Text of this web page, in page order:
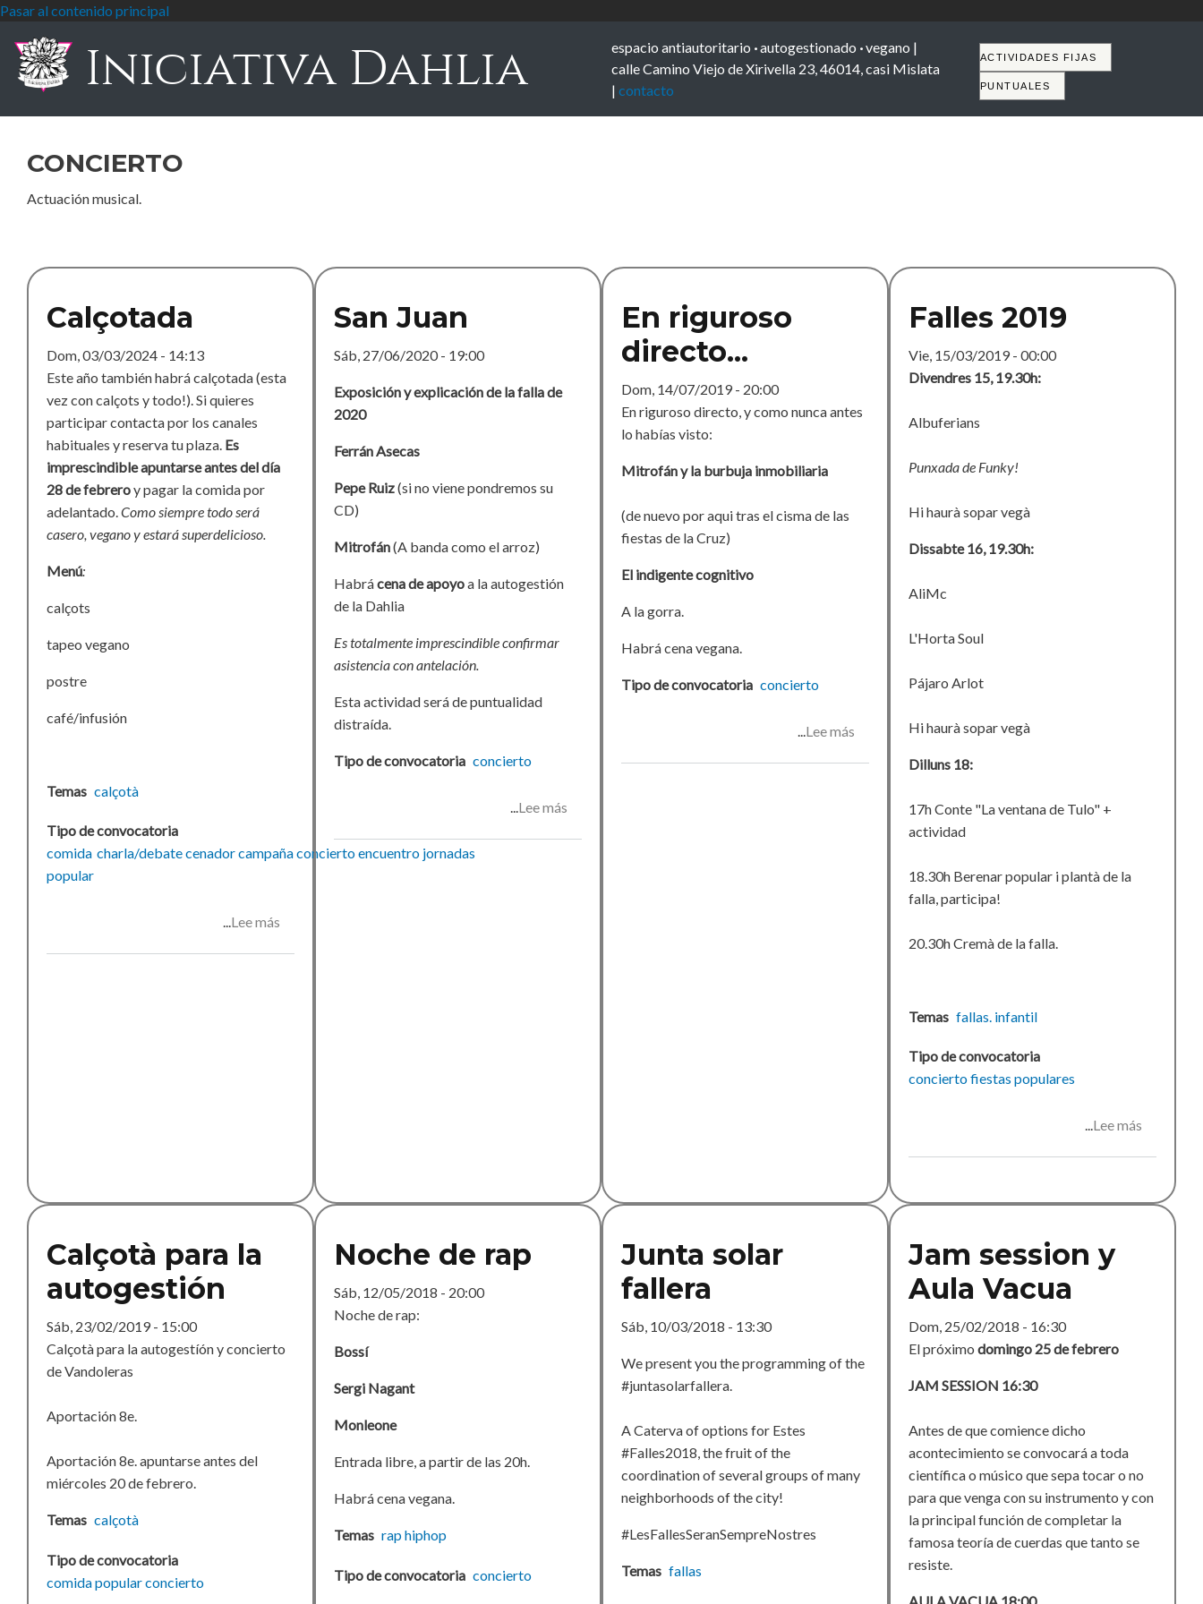
Pasar al contenido principal
Iniciativa Dahlia espacio antiautoritario ·autogestionado ·vegano |
calle Camino Viejo de Xirivella 23, 46014, casi Mislata
| contacto
Tabs
ACTIVIDADES FIJAS
PUNTUALES
concierto
Actuación musical.
Calçotada
Dom, 03/03/2024 - 14:13
Este año también habrá calçotada (esta
vez con calçots y todo!). Si quieres
participar contacta por los canales
habituales y reserva tu plaza. Es
imprescindible apuntarse antes del día
28 de febreroy pagar la comida por
adelantado.Como siempre todo será
casero, vegano y estará superdelicioso.
Menú:
calçots
tapeo vegano
postre
café/infusión
Temas calçotà
Tipo de convocatoria
comida
popular
charla/debatecenadorcampañaconciertoencuentro jornadas
Lee más
San Juan
Sáb, 27/06/2020 - 19:00
Exposición y explicación de la falla de
2020
Ferrán Asecas
Pepe Ruiz(si no viene pondremos su
CD)
Mitrofán(A banda como el arroz)
Habrácena de apoyoa la autogestión
de la Dahlia
Es totalmente imprescindible confirmar
asistencia con antelación.
Esta actividad será de puntualidad
distraída.
Tipo de convocatoria concierto
Lee más
En riguroso
directo...
Dom, 14/07/2019 - 20:00
En riguroso directo, y como nunca antes
lo habías visto:
Mitrofán y la burbuja inmobiliaria
(de nuevo por aqui tras el cisma de las
fiestas de la Cruz)
El indigente cognitivo
A la gorra.
Habrá cena vegana.
Tipo de convocatoria concierto
Lee más
Falles 2019
Vie, 15/03/2019 - 00:00
Divendres 15, 19.30h:
Albuferians
Punxada de Funky!
Hi haurà sopar vegà
Dissabte 16, 19.30h:
AliMc
L'Horta Soul
Pájaro Arlot
Hi haurà sopar vegà
Dilluns 18:
17h Conte "La ventana de Tulo" +
actividad
18.30h Berenar popular i plantà de la
falla, participa!
20.30h Cremà de la falla.
Temas fallas. infantil
Tipo de convocatoria
conciertofiestas populares
Lee más
Calçotà para la
autogestión
Sáb, 23/02/2019 - 15:00
Calçotà para la autogestíón y concierto
de Vandoleras
Aportación 8e.
Aportación 8e. apuntarse antes del
miércoles 20 de febrero.
Temas calçotà
Tipo de convocatoria
comida popularconcierto
Noche de rap
Sáb, 12/05/2018 - 20:00
Noche de rap:
Bossí
Sergi Nagant
Monleone
Entrada libre, a partir de las 20h.
Habrá cena vegana.
Temas raphiphop
Tipo de convocatoria concierto
Junta solar
fallera
Sáb, 10/03/2018 - 13:30
We present you the programming of the
#juntasolarfallera.
A Caterva of options for Estes
#Falles2018, the fruit of the
coordination of several groups of many
neighborhoods of the city!
#LesFallesSeranSempreNostres
Temas fallas
Jam session y
Aula Vacua
Dom, 25/02/2018 - 16:30
El próximo domingo 25 de febrero
JAM SESSION 16:30
Antes de que comience dicho
acontecimiento se convocará a toda
científica o músico que sepa tocar o no
para que venga con su instrumento y con
la principal función de completar la
famosa teoría de cuerdas que tanto se
resiste.